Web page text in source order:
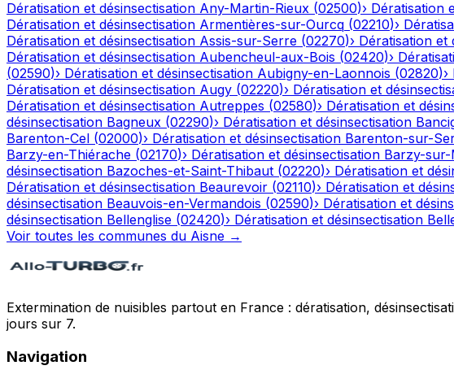
Dératisation et désinsectisation Any-Martin-Rieux (02500)› Dératisation
Dératisation et désinsectisation Armentières-sur-Ourcq (02210)›
Dératisation et désinsectisation Assis-sur-Serre (02270)› Dératisation et
Dératisation et désinsectisation Aubencheul-aux-Bois (02420)›
(02590)› Dératisation et désinsectisation Aubigny-en-Laonnois (02820)›
Dératisation et désinsectisation Augy (02220)› Dératisation et
Dératisation et désinsectisation Autreppes (02580)› Dératisation et
désinsectisation Bagneux (02290)› Dératisation et désinsectisation
Barenton-Cel (02000)› Dératisation et désinsectisation Barenton-sur-
Barzy-en-Thiérache (02170)› Dératisation et désinsectisation Barzy-
désinsectisation Bazoches-et-Saint-Thibaut (02220)› Dératisation et
Dératisation et désinsectisation Beaurevoir (02110)› Dératisation et
désinsectisation Beauvois-en-Vermandois (02590)› Dératisation et
désinsectisation Bellenglise (02420)› Dératisation et désinsectisation
Voir toutes les communes du Aisne →
Extermination de nuisibles partout en France : dératisation,
jours sur 7.
Navigation